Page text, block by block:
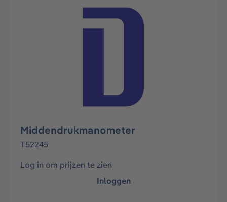
Afbeeldingengalerij overslaan
Middendrukmanometer
T52245
Log in om prijzen te zien
Inloggen